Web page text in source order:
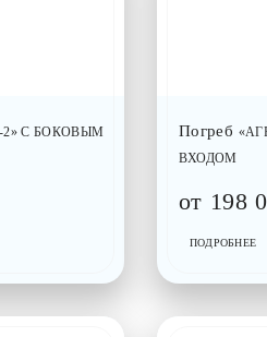
С БОКОВЫМ
Погреб
ВХОДОМ
от 198
ПОДРОБНЕЕ